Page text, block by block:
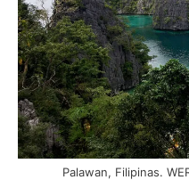
Palawan, Filipinas.